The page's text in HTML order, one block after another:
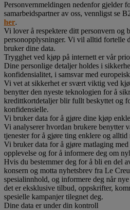
Personvernmeldingen nedenfor gjelder
samarbeidspartner av oss, vennligst se
her.
Vi lover å respektere ditt personvern og
personopplysninger. Vi vil alltid fortelle
bruker dine data.
Trygghet ved kjøp på internett er vår
Dine personlige detaljer holdes i
konfidensialitet, i samsvar med
Vi vet at sikkerhet er svært viktig ved
benytter den nyeste teknologien for å
kredittkortdetaljer blir fullt beskyttet og
konfidensielle.
Vi bruker data for å gjøre dine kjøp
Vi analyserer hvordan brukere benytter
tjenester for å gjøre ting enklere og alltid
Vi bruker data for å gjøre matlaging
opplevelse og for å informere deg om
Hvis du bestemmer deg for å bli en del
konsern og motta nyhetsbrev fra Le
spesialinnhold, og informere deg når
det er eksklusive tilbud, oppskrifter,
spesielle kampanjer tilegnet deg.
Dine data er under din kontroll